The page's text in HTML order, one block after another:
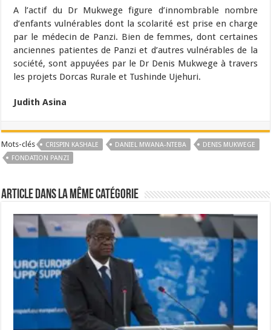
A l’actif du Dr Mukwege figure d’innombrable nombre
d’enfants vulnérables dont la scolarité est prise en charge
par le médecin de Panzi. Bien de femmes, dont certaines
anciennes patientes de Panzi et d’autres vulnérables de la
société, sont appuyées par le Dr Denis Mukwege à travers
les projets Dorcas Rurale et Tushinde Ujehuri.
Judith Asina
Mots-clés CRISPIN KASHALE DANIEL MWANA-NTEBA
DENIS MUKWEGE
FONDATION PANZI
Article dans la même catégorie